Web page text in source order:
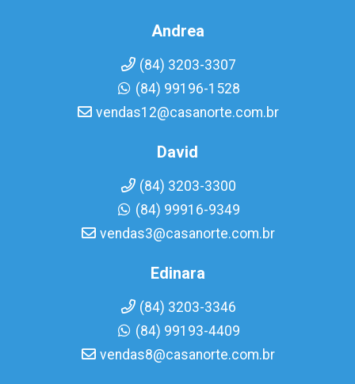
Andrea
(84) 3203-3307
(84) 99196-1528
vendas12@casanorte.com.br
David
(84) 3203-3300
(84) 99916-9349
vendas3@casanorte.com.br
Edinara
(84) 3203-3346
(84) 99193-4409
vendas8@casanorte.com.br